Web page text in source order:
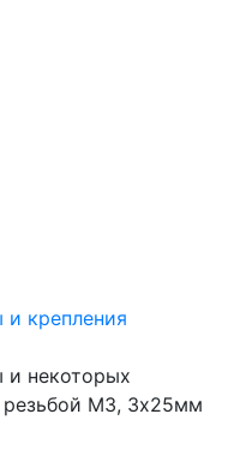
и крепления
и некоторых
резьбой M3, 3х25мм